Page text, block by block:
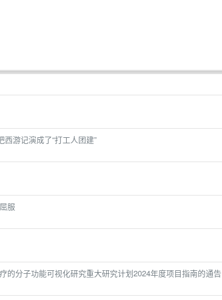
游记演成了“打工人团建”
服
的分子功能可视化研究重大研究计划2024年度项目指南的通告